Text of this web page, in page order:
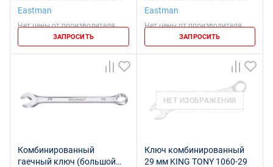
2409
Eastman
Нет цены от производителя
ЗАПРОСИТЬ
2005
Eastman
Нет цены от производителя
ЗАПРОСИТЬ
Комбинированный
гаечный ключ (большой
НЕТ ИЗОБРАЖЕНИЯ
Ключ комбинированный
29 мм KING TONY 1060-29